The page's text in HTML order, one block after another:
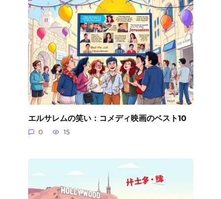
エルサレムの笑い：コメディ映画のベスト10
0 15